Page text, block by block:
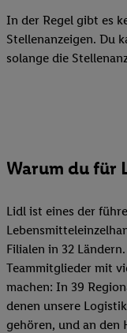
In der Regel gibt es
Stellenanzeigen. Du
solange die
Warum du für
Lidl ist eines der
Filialen in 32
Teammitglieder mit
machen: In 39
denen unsere
gehören, und an den